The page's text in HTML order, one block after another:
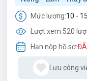
Mức lương:10 -
Lượt xem:520
Hạn nộp hồ sơ:ĐÃ
Lưu công